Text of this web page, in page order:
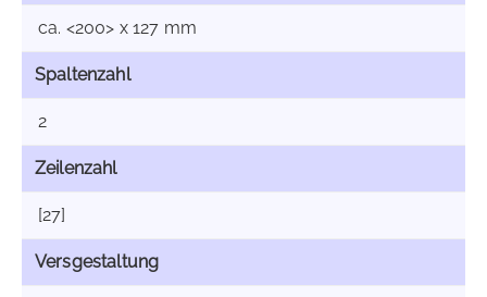
ca. <200> x 127 mm
Spaltenzahl
2
Zeilenzahl
[27]
Versgestaltung